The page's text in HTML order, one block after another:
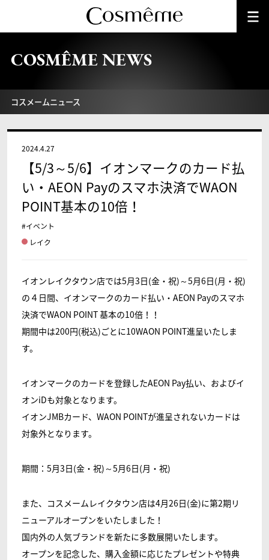
COSMÊME NEWS
コスメームニュース
2024.4.27
【5/3～5/6】イオンマークのカード払
い・AEON Payのスマホ決済でWAON
POINT基本の10倍！
#イベント
レイク
イオンレイクタウン店では5月3日(金・祝)～5月6日(月・祝)
の４日間、イオンマークのカード払い・AEON Payのスマホ
決済でWAON POINT 基本の10倍！！
期間中は200円(税込)ごとに10WAON POINT進呈いたしま
す。
イオンマークのカードを登録したAEON Pay払い、およびイ
オンiDも対象となります。
イオンJMBカード、WAON POINTが進呈されないカードは
対象外となります。
期間：5月3日(金・祝)～5月6日(月・祝)
また、コスメームレイクタウン店は4月26日(金)に第2期リ
ニューアルオープンをいたしました！
国内外の人気ブランドを新たに多数展開いたします。
オープンを記念した、購入金額に応じたプレゼントや特典